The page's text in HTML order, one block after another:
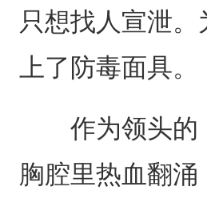
只想找人宣泄
上了防毒面具。
作为领头的，
胸腔里热血翻